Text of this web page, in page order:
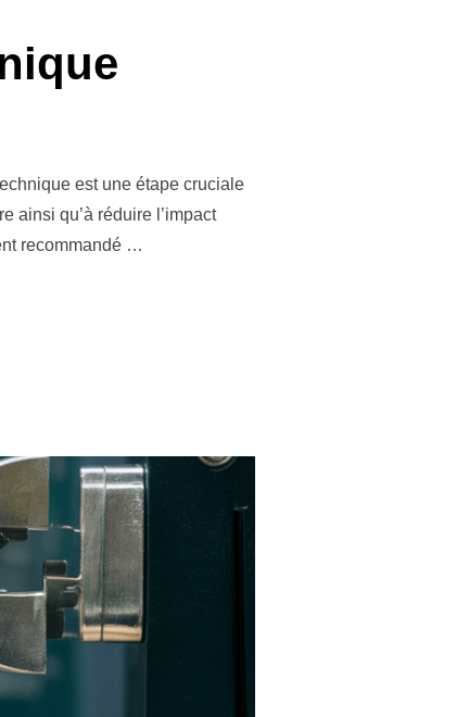
est une étape cruciale
ainsi qu’à réduire l’impact
recommandé …